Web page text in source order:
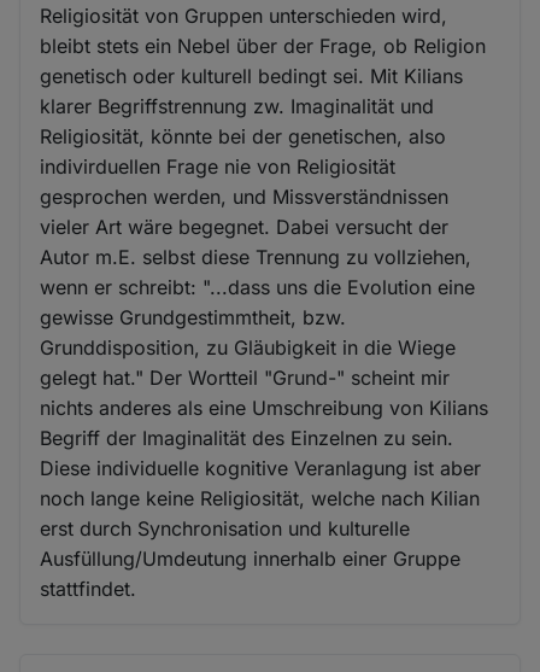
Religiosität von Gruppen unterschieden wird,
bleibt stets ein Nebel über der Frage, ob Religion
genetisch oder kulturell bedingt sei. Mit Kilians
klarer Begriffstrennung zw. Imaginalität und
Religiosität, könnte bei der genetischen, also
indivirduellen Frage nie von Religiosität
gesprochen werden, und Missverständnissen
vieler Art wäre begegnet. Dabei versucht der
Autor m.E. selbst diese Trennung zu vollziehen,
wenn er schreibt: "...dass uns die Evolution eine
gewisse Grundgestimmtheit, bzw.
Grunddisposition, zu Gläubigkeit in die Wiege
gelegt hat." Der Wortteil "Grund-" scheint mir
nichts anderes als eine Umschreibung von Kilians
Begriff der Imaginalität des Einzelnen zu sein.
Diese individuelle kognitive Veranlagung ist aber
noch lange keine Religiosität, welche nach Kilian
erst durch Synchronisation und kulturelle
Ausfüllung/Umdeutung innerhalb einer Gruppe
stattfindet.